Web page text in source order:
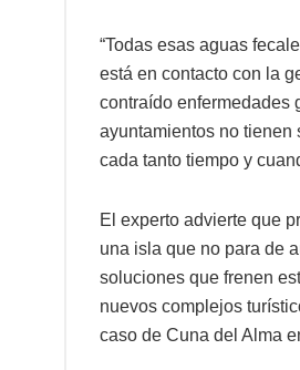
“Todas esas aguas
está en contacto con la
contraído enfermedades
ayuntamientos no tienen
cada tanto tiempo y
El experto advierte que
una isla que no para de
soluciones que frenen
nuevos complejos
caso de Cuna del Alma